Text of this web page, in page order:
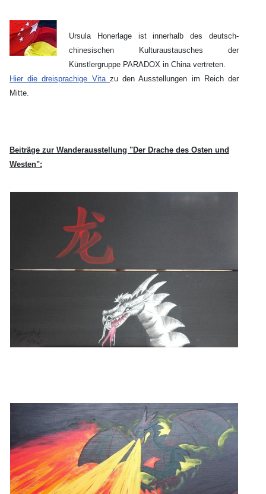
Ursula Honerlage ist innerhalb des deutsch-
chinesischen Kulturaustausches der
Künstlergruppe PARADOX in China vertreten.
Hier die dreisprachige Vita zu den Ausstellungen im Reich der
Mitte.
Beiträge zur Wanderausstellung "Der Drache des Osten und
Westen":